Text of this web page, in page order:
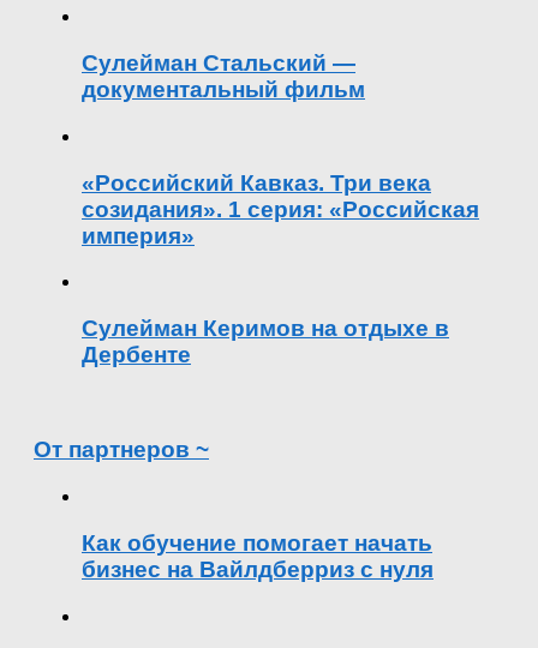
Сулейман Стальский —
документальный фильм
«Российский Кавказ. Три века
созидания». 1 серия: «Российская
империя»
Сулейман Керимов на отдыхе в
Дербенте
От партнеров ~
Как обучение помогает начать
бизнес на Вайлдберриз с нуля